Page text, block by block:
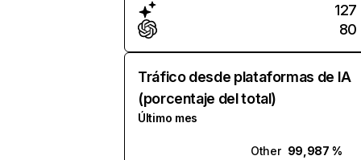
127
80
Tráfico desde plataformas de IA
(porcentaje del total)
Último mes
Other 99,987 %